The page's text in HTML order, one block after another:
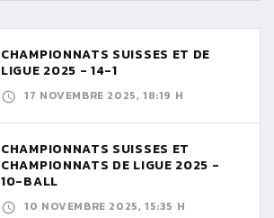
CHAMPIONNATS SUISSES ET DE
LIGUE 2025 - 14-1
17 NOVEMBRE 2025, 18:19 H
CHAMPIONNATS SUISSES ET
CHAMPIONNATS DE LIGUE 2025 -
10-BALL
10 NOVEMBRE 2025, 15:35 H